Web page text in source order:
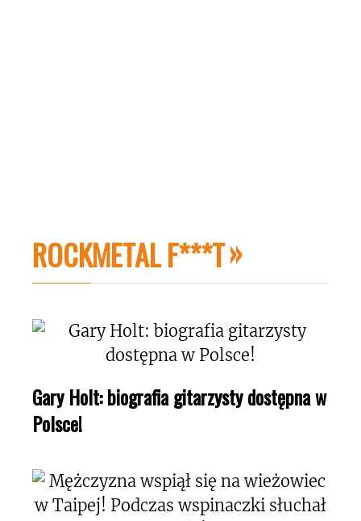
ROCKMETAL F***T
Gary Holt: biografia gitarzysty dostępna w
Polsce!